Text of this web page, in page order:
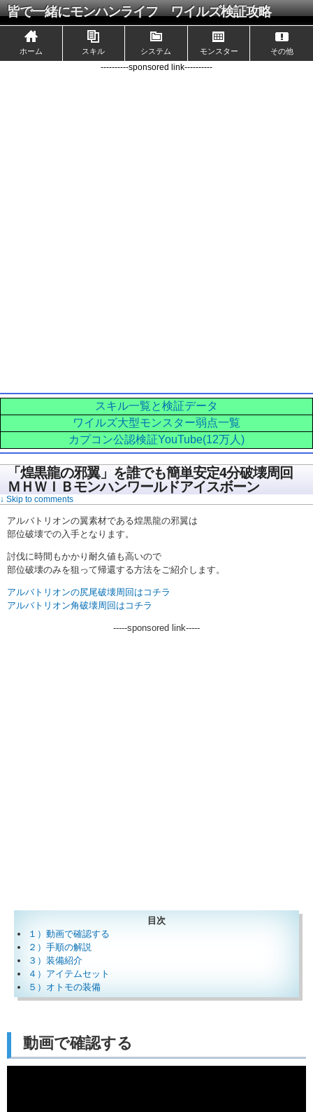
皆で一緒にモンハンライフ ワイルズ検証攻略
ホーム スキル システム モンスター その他
----------sponsored link----------
スキル一覧と検証データ
ワイルズ大型モンスター弱点一覧
カプコン公認検証YouTube(12万人)
「煌黒龍の邪翼」を誰でも簡単安定4分破壊周回
ＭＨＷＩＢモンハンワールドアイスボーン
↓ Skip to comments
アルバトリオンの翼素材である煌黒龍の邪翼は
部位破壊での入手となります。
討伐に時間もかかり耐久値も高いので
部位破壊のみを狙って帰還する方法をご紹介します。
アルバトリオンの尻尾破壊周回はコチラ
アルバトリオン角破壊周回はコチラ
-----sponsored link-----
目次
１）動画で確認する
２）手順の解説
３）装備紹介
４）アイテムセット
５）オトモの装備
動画で確認する